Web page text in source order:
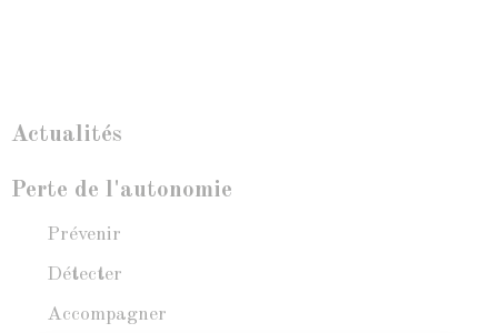
Actualités
Perte de l'autonomie
Prévenir
Détecter
Accompagner